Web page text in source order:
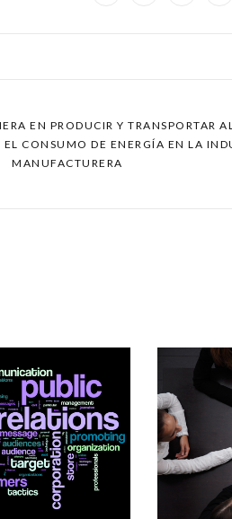
EN PRODUCIR Y TRANSPORTAR
CONSUMO DE ENERGÍA EN LA
MANUFACTURERA